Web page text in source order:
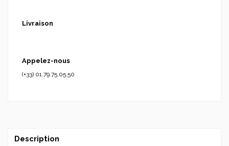
Livraison
Appelez-nous
(+33) 01.79.75.05.50
Description